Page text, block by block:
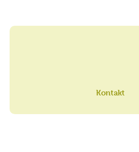
Kontakt